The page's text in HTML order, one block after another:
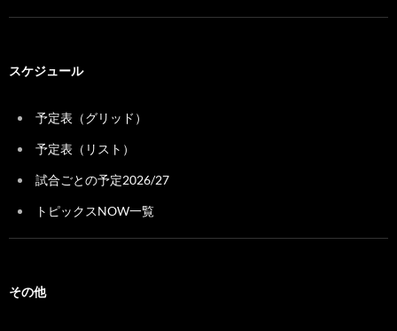
スケジュール
予定表（グリッド）
予定表（リスト）
試合ごとの予定2026/27
トピックスNOW一覧
その他